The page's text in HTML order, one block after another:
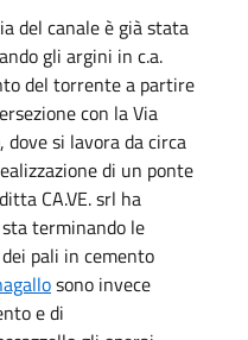
del canale è già stata
gli argini in c.a.
del torrente a partire
con la Via
dove si lavora da circa
di un ponte
CA.VE. srl ha
terminando le
pali in cemento
sono invece
e di